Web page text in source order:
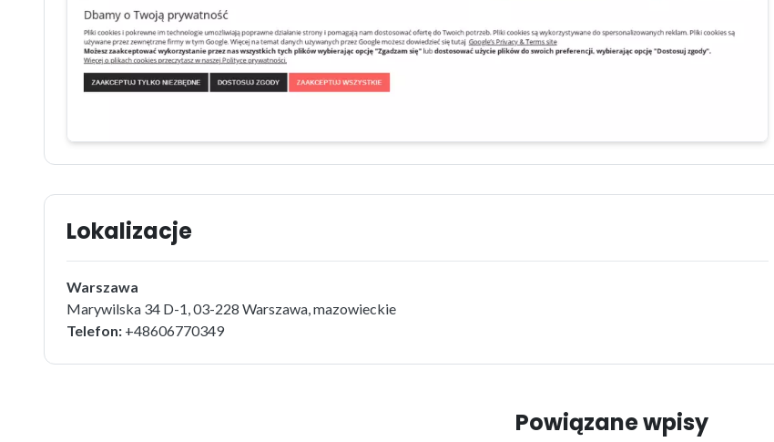
Lokalizacje
Warszawa
Marywilska 34 D-1, 03-228 Warszawa, mazowieckie
Telefon: +48606770349
Powiązane wpisy